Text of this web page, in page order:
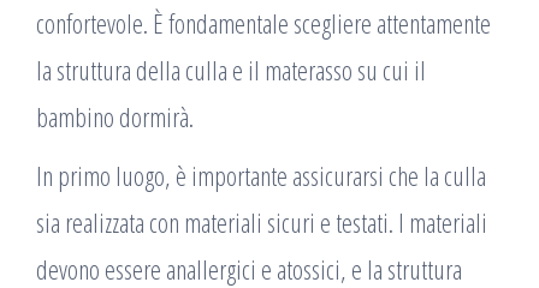
confortevole. È fondamentale scegliere attentamente
la struttura della culla e il materasso su cui il
bambino dormirà.
In primo luogo, è importante assicurarsi che la culla
sia realizzata con materiali sicuri e testati. I materiali
devono essere anallergici e atossici, e la struttura